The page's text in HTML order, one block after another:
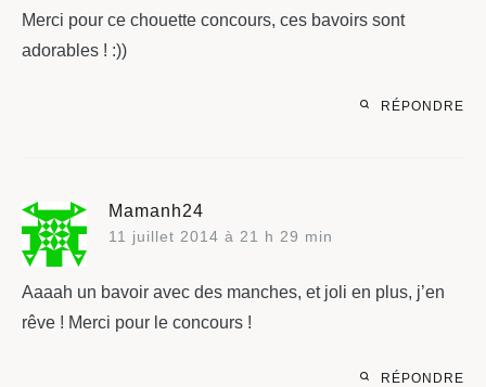
Merci pour ce chouette concours, ces bavoirs sont
adorables ! :))
RÉPONDRE
Mamanh24
11 juillet 2014 à 21 h 29 min
Aaaah un bavoir avec des manches, et joli en plus, j’en
rêve ! Merci pour le concours !
RÉPONDRE